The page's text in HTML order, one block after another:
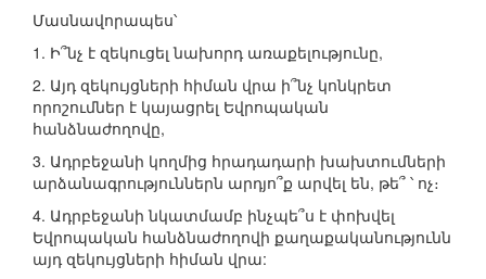
Մասնավորապես՝
1. Ի՞նչ է զեկուցել նախորդ առաքելությունը,
2. Այդ զեկույցների հիման վրա ի՞նչ կոնկրետ
որոշումներ է կայացրել Եվրոպական
հանձնաժողովը,
3. Ադրբեջանի կողմից հրադադարի խախտումների
արձանագրություններն արդյո՞ք արվել են, թե՞ ՝ ոչ։
4. Ադրբեջանի նկատմամբ ինչպե՞ս է փոխվել
Եվրոպական հանձնաժողովի քաղաքականությունն
այդ զեկույցների հիման վրա: